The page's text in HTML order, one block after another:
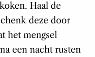
Haal de
deze door
het mengsel
een nacht rusten